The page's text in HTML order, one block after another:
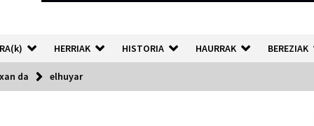
HERRIAK HISTORIA HAURRAK BEREZIAK
da elhuyar